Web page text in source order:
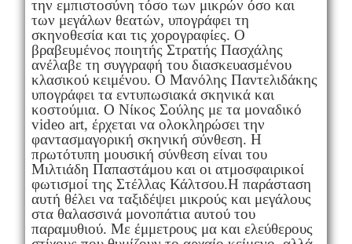
την εμπιστοσύνη τόσο των μικρών όσο και
των μεγάλων θεατών, υπογράφει τη
σκηνοθεσία και τις χορογραφίες. Ο
βραβευμένος ποιητής Στρατής Πασχάλης
ανέλαβε τη συγγραφή του διασκευασμένου
κλασικού κειμένου. Ο Μανόλης Παντελιδάκης
υπογράφει τα εντυπωσιακά σκηνικά και
κοστούμια. Ο Νίκος Σούλης με τα μοναδικό
video art, έρχεται να ολοκληρώσει την
φαντασμαγορική σκηνική σύνθεση. Η
πρωτότυπη μουσική σύνθεση είναι του
Μιλτιάδη Παπαστάμου και οι ατμοσφαιρικοί
φωτισμοί της Στέλλας Κάλτσου.Η παράσταση
αυτή θέλει να ταξιδέψει μικρούς και μεγάλους
στα θαλασσινά μονοπάτια αυτού του
παραμυθιού. Με έμμετρους μα και ελεύθερους